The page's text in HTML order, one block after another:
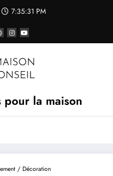
7:35:31 PM
pour la maison
/ Décoration